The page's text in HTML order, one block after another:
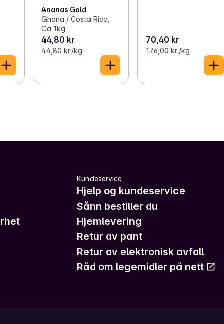
Ananas Gold
Ghana / Costa Rica,
Ca 1kg
44,80 kr
44,80 kr /kg
70,40 kr
176,00 kr /kg
Kundeservice
Hjelp og kundeservice
Sånn bestiller du
Hjemlevering
Retur av pant
Retur av elektronisk avfall
Råd om legemidler på nett